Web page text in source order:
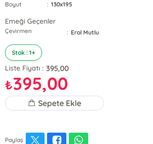
Boyut
: 130x195
Emeği Geçenler
Çevirmen : Erol Mutlu
Stok : 1+
Liste Fiyatı : 395,00
₺395,00
Sepete Ekle
Paylaş